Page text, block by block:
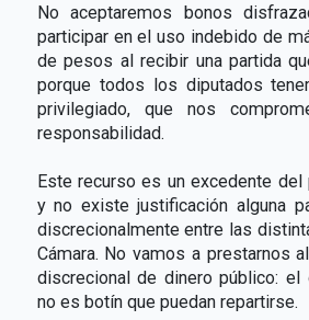
No aceptaremos bonos
participar en el uso indebido de
de pesos al recibir una partida
porque todos los diputados
privilegiado, que nos
responsabilidad.
Este recurso es un excedente del
y no existe justificación alguna
discrecionalmente entre las
Cámara. No vamos a prestarnos
discrecional de dinero público:
no es botín que puedan repartirse.